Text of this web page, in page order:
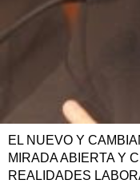
EL NUEVO Y
MIRADA ABIERTA Y
REALIDADES